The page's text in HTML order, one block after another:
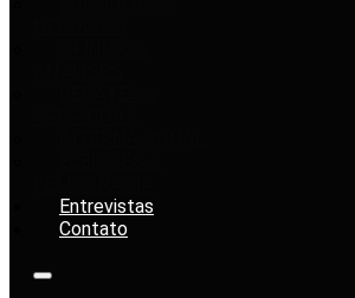
Entrevistas
Contato